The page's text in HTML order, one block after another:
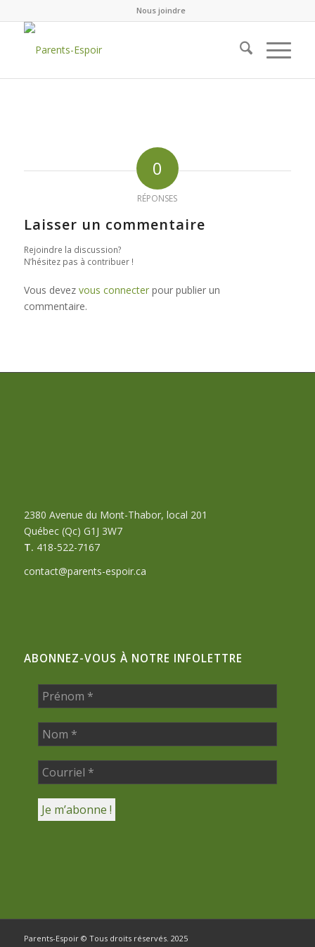
Nous joindre
0
RÉPONSES
Laisser un commentaire
Rejoindre la discussion?
N’hésitez pas à contribuer !
Vous devez vous connecterpour publier un
commentaire.
2380 Avenue du Mont-Thabor, local 201
Québec (Qc) G1J 3W7
T. 418-522-7167
contact@parents-espoir.ca
ABONNEZ-VOUS À NOTRE INFOLETTRE
Parents-Espoir © Tous droits réservés. 2025